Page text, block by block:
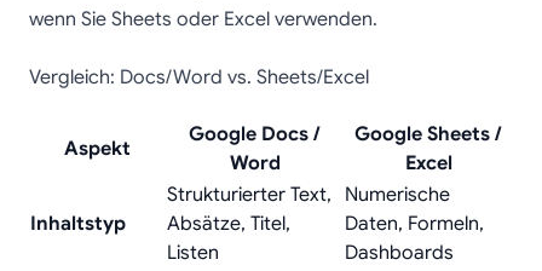
wenn Sie Sheets oder Excel verwenden.
Vergleich: Docs/Word vs. Sheets/Excel
Aspekt
Google Docs /
Word
Google Sheets /
Excel
Inhaltstyp
Strukturierter Text,
Absätze, Titel,
Listen
Numerische
Daten, Formeln,
Dashboards